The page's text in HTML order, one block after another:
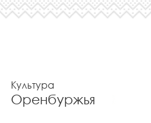
Культура
Оренбуржья